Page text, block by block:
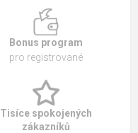
Bonus program
pro registrované
Tisíce spokojených
zákazníků